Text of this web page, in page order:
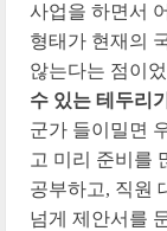
사업을 하면서
형태가 현재의
않는다는 점이
수 있는 테두리
군가 들이밀면
고 미리 준비를
공부하고, 직원
넘게 제안서를